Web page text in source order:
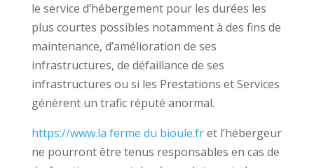
le service d’hébergement pour les durées les
plus courtes possibles notamment à des fins de
maintenance, d’amélioration de ses
infrastructures, de défaillance de ses
infrastructures ou si les Prestations et Services
génèrent un trafic réputé anormal.
https://www.la ferme du bioule.fret l’hébergeur
ne pourront être tenus responsables en cas de